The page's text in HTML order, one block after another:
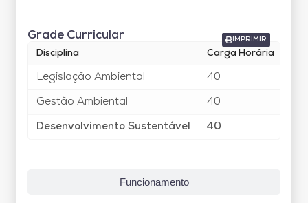
Funcionamento
IMPRIMIR
Grade Curricular
Disciplina Carga Horária
Legislação Ambiental 40
Gestão Ambiental 40
Desenvolvimento Sustentável 40